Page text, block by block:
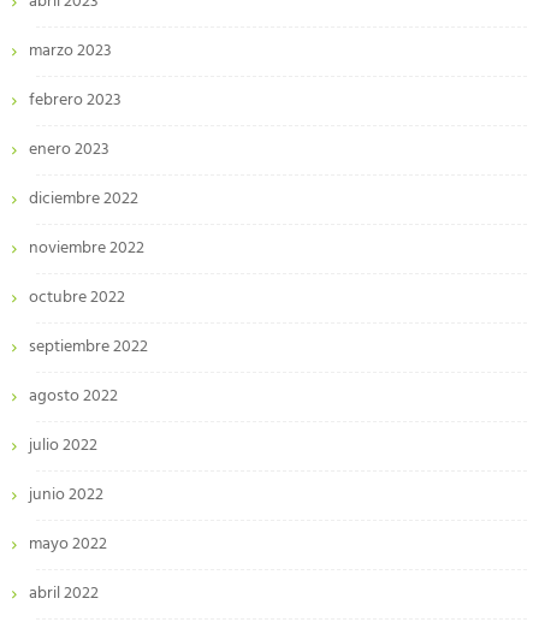
marzo 2023
febrero 2023
enero 2023
diciembre 2022
noviembre 2022
octubre 2022
septiembre 2022
agosto 2022
julio 2022
junio 2022
mayo 2022
abril 2022